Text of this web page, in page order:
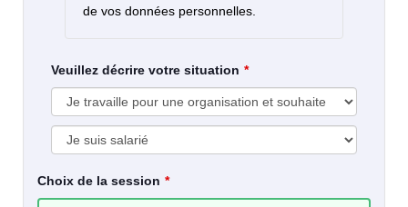
de vos données personnelles.
Veuillez décrire votre situation
Choix de la session